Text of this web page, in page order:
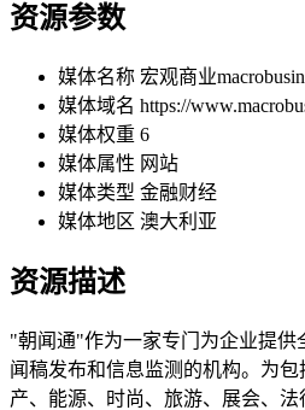
资源参数
媒体名称 宏观商业
媒体域名 https://
媒体权重 6
媒体属性 网站
媒体类型 金融财经
媒体地区 澳大利亚
资源描述
"朝闻通"作为一家专门为企业提供
闻稿发布和信息监测的机构。为
产、能源、时尚、旅游、展会、